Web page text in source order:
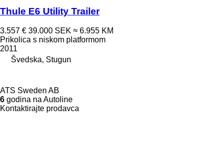
Thule E6 Utility Trailer
3.557 € 39.000 SEK ≈ 6.955 KM
Prikolica s niskom platformom
2011
Švedska, Stugun
ATS Sweden AB
6 godina na Autoline
Kontaktirajte prodavca